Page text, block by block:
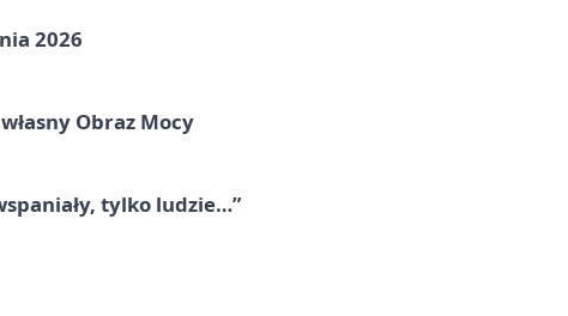
2026
Obraz Mocy
tylko ludzie…”